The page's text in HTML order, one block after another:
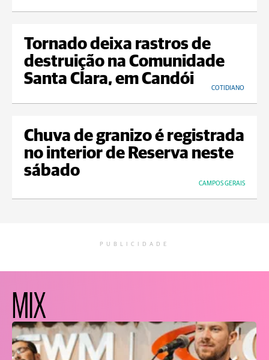
Tornado deixa rastros de
destruição na Comunidade
Santa Clara, em Candói
COTIDIANO
Chuva de granizo é registrada
no interior de Reserva neste
sábado
CAMPOS GERAIS
PUBLICIDADE
MIX